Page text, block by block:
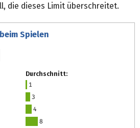
die dieses Limit überschreitet.
Spielen
Durchschnitt:
1
3
4
8